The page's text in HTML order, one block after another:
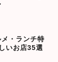
メ・ランチ特
いお店35選